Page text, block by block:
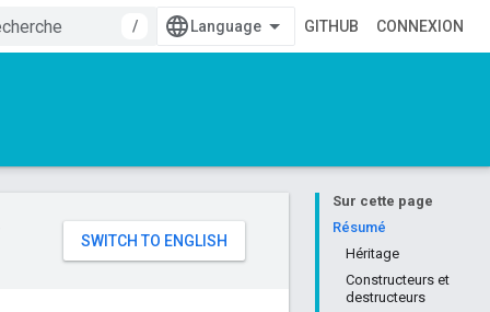
/ GITHUB CONNEXION
Sur cette page
Résumé
Héritage
Constructeurs et
destructeurs